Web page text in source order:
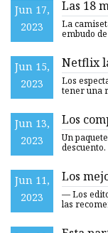
Jun 17,
2023
Las 18
mujer
La
embudo de
Jun 15,
2023
Netflix
los
Los
tener una
Jun 13,
2023
Los
Un
descuento. Evaluamos de forma independiente todos los
Jun 11,
2023
Los
— Los
las recomendaciones. Las